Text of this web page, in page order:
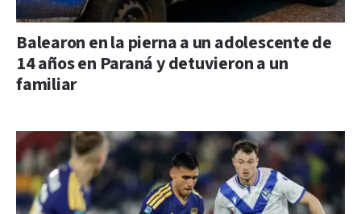
Balearon en la pierna a un adolescente de
14 años en Paraná y detuvieron a un
familiar